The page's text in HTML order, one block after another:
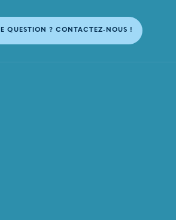
QUESTION ? CONTACTEZ-NOUS !